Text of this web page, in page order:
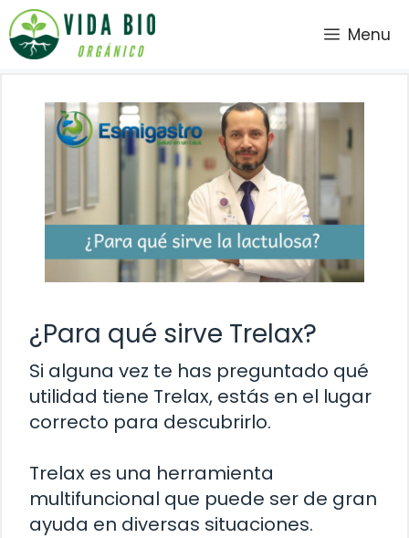
Saltar
al
contenido
Menu
¿Para qué sirve Trelax?
Si alguna vez te has preguntado qué
utilidad tiene Trelax, estás en el lugar
correcto para descubrirlo.
Trelax es una herramienta
multifuncional que puede ser de gran
ayuda en diversas situaciones.